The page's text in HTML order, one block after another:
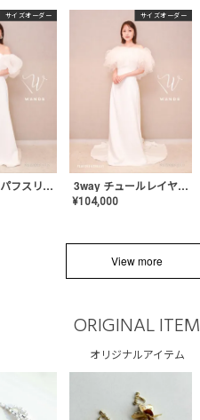
サイズオーダー
2way ソフトパフスリーブ スレンダードレス〈PD-WDOR-2112〉
サイズオーダー
3way チュールレイヤーオフショルダー スレンダードレス〈PD-WDOR-2111〉
¥104,000
View more
ORIGINAL ITEM
オリジナルアイテム